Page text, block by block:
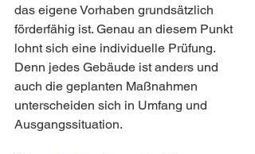
das eigene Vorhaben grundsätzlich
förderfähig ist. Genau an diesem Punkt
lohnt sich eine individuelle Prüfung.
Denn jedes Gebäude ist anders und
auch die geplanten Maßnahmen
unterscheiden sich in Umfang und
Ausgangssituation.